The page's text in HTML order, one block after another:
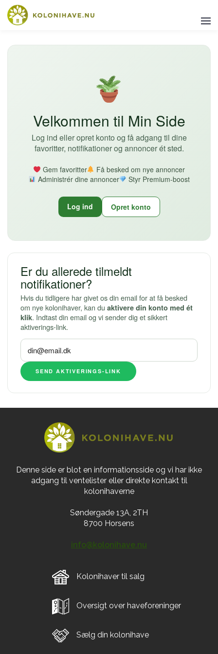
Velkommen til Min Side
Log ind eller opret konto og få adgang til dine
favoritter, notifikationer og annoncer ét sted.
Gem favoritter
Få besked om nye annoncer
Administrér dine annoncer
Styr Premium-boost
Log ind Opret konto
Er du allerede tilmeldt
notifikationer?
Hvis du tidligere har givet os din email for at få besked
om nye kolonihaver, kan du aktivere din konto med ét
klik. Indtast din email og vi sender dig et sikkert
aktiverings-link.
SEND AKTIVERINGS-LINK
Denne side er blot en informationsside og vi har ikke
adgang til ventelister eller direkte kontakt til
kolonihaverne
Søndergade 13A, 2TH
8700 Horsens
info@kolonihave.nu
Kolonihaver til salg
Oversigt over haveforeninger
Sælg din kolonihave